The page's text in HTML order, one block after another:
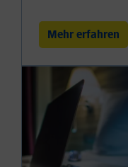
Mehr erfahren